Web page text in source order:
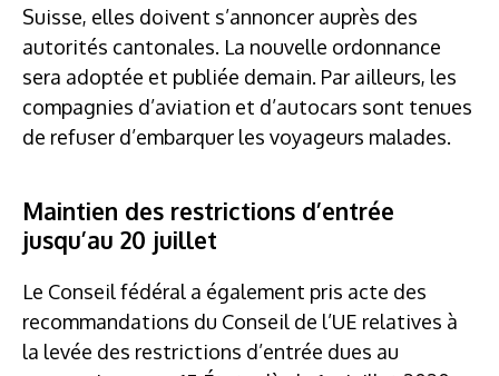
Suisse, elles doivent s’annoncer auprès des
autorités cantonales. La nouvelle ordonnance
sera adoptée et publiée demain. Par ailleurs, les
compagnies d’aviation et d’autocars sont tenues
de refuser d’embarquer les voyageurs malades.
Maintien des restrictions d’entrée
jusqu’au 20 juillet
Le Conseil fédéral a également pris acte des
recommandations du Conseil de l’UE relatives à
la levée des restrictions d’entrée dues au